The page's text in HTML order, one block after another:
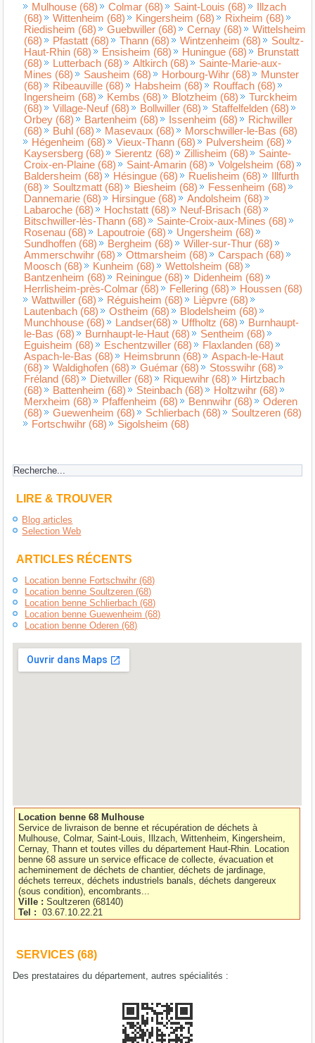
Mulhouse (68)
Colmar (68) Saint-Louis (68)
Illzach
(68)
Wittenheim (68) Kingersheim (68)
Rixheim (68)
Riedisheim (68)
Guebwiller (68) Cernay (68)
Wittelsheim
(68)
Pfastatt (68) Thann (68) Wintzenheim (68)
Soultz-
Haut-Rhin (68)
Ensisheim (68) Huningue (68)
Brunstatt
(68)
Lutterbach (68) Altkirch (68)
Sainte-Marie-aux-
Mines (68)
Sausheim (68) Horbourg-Wihr (68)
Munster
(68)
Ribeauville (68) Habsheim (68)
Rouffach (68)
Ingersheim (68)
Kembs (68) Blotzheim (68)
Turckheim
(68)
Village-Neuf (68) Bollwiller (68)
Staffelfelden (68)
Orbey (68)
Bartenheim (68) Issenheim (68)
Richwiller
(68)
Buhl (68) Masevaux (68)
Morschwiller-le-Bas (68)
Hégenheim (68)
Vieux-Thann (68)
Pulversheim (68)
Kaysersberg (68)
Sierentz (68) Zillisheim (68)
Sainte-
Croix-en-Plaine (68)
Saint-Amarin (68)
Volgelsheim (68)
Baldersheim (68)
Hésingue (68) Ruelisheim (68)
Illfurth
(68)
Soultzmatt (68) Biesheim (68)
Fessenheim (68)
Dannemarie (68)
Hirsingue (68)
Andolsheim (68)
Labaroche (68)
Hochstatt (68)
Neuf-Brisach (68)
Bitschwiller-lès-Thann (68)
Sainte-Croix-aux-Mines (68)
Rosenau (68)
Lapoutroie (68)
Ungersheim (68)
Sundhoffen (68)
Bergheim (68)
Willer-sur-Thur (68)
Ammerschwihr (68)
Ottmarsheim (68)
Carspach (68)
Moosch (68)
Kunheim (68)
Wettolsheim (68)
Bantzenheim (68)
Reiningue (68)
Didenheim (68)
Herrlisheim-près-Colmar (68)
Fellering (68)
Houssen (68)
Wattwiller (68)
Réguisheim (68)
Lièpvre (68)
Lautenbach (68)
Ostheim (68)
Blodelsheim (68)
Munchhouse (68)
Landser(68) Uffholtz (68)
Burnhaupt-
le-Bas (68)
Burnhaupt-le-Haut (68)
Sentheim (68)
Eguisheim (68)
Eschentzwiller (68)
Flaxlanden (68)
Aspach-le-Bas (68)
Heimsbrunn (68)
Aspach-le-Haut
(68)
Waldighofen (68) Guémar (68)
Stosswihr (68)
Fréland (68)
Dietwiller (68) Riquewihr (68)
Hirtzbach
(68)
Battenheim (68) Steinbach (68)
Holtzwihr (68)
Merxheim (68)
Pfaffenheim (68) Bennwihr (68)
Oderen
(68)
Guewenheim (68) Schlierbach (68)
Soultzeren (68)
Fortschwihr (68)
Sigolsheim (68)
LIRE & TROUVER
Blog articles
Selection Web
ARTICLES RÉCENTS
Location benne Fortschwihr (68)
Location benne Soultzeren (68)
Location benne Schlierbach (68)
Location benne Guewenheim (68)
Location benne Oderen (68)
Location benne 68 Mulhouse
Service de livraison de benne et récupération de déchets à
Mulhouse, Colmar, Saint-Louis, Illzach, Wittenheim, Kingersheim,
Cernay, Thann et toutes villes du département Haut-Rhin. Location
benne 68 assure un service efficace de collecte, évacuation et
acheminement de déchets de chantier, déchets de jardinage,
déchets terreux, déchets industriels banals, déchets dangereux
(sous condition), encombrants...
Ville :Soultzeren(68140)
Tel :
03.67.10.22.21
SERVICES (68)
Des prestataires du département, autres spécialités :